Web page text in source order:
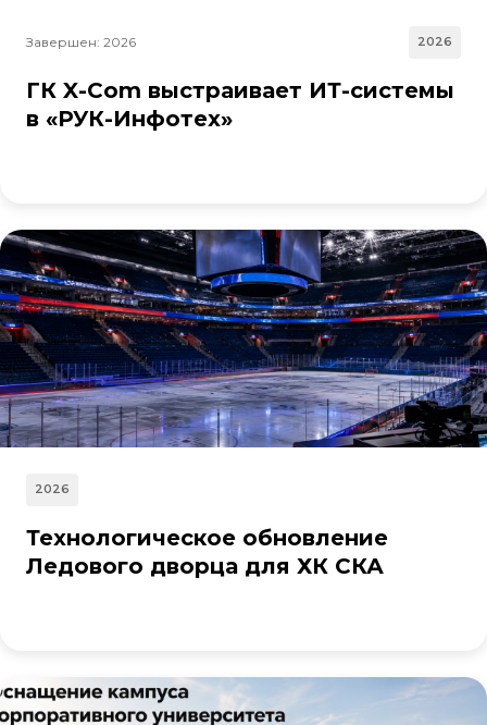
Завершен: 2026 2026
ГК X-Com выстраивает ИТ-системы
в «РУК-Инфотех»
2026
Технологическое обновление
Ледового дворца для ХК СКА